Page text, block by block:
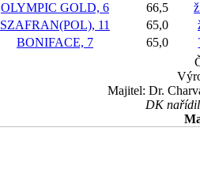
OLYMPIC GOLD, 6 66,5
SZAFRAN(POL), 11 65,0
BONIFACE, 7 65,0
Majitel: Dr.
DK